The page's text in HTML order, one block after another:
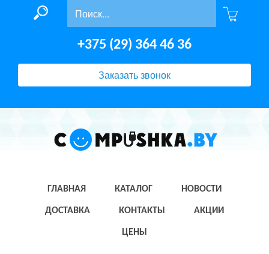
+375 (29) 364 46 36
Заказать звонок
ГЛАВНАЯ КАТАЛОГ НОВОСТИ
ДОСТАВКА КОНТАКТЫ АКЦИИ
ЦЕНЫ